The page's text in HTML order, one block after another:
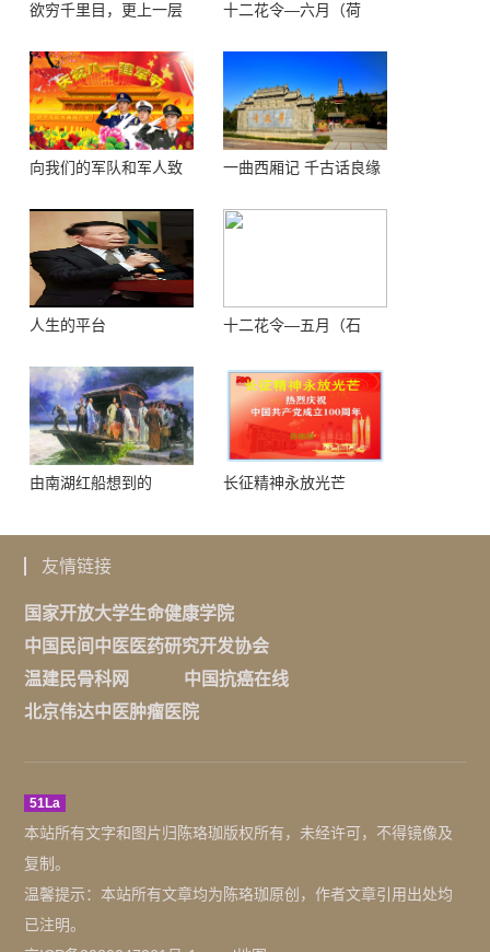
欲穷千里目，更上一层
十二花令—六月（荷
向我们的军队和军人致
一曲西厢记 千古话良缘
人生的平台
十二花令—五月（石
由南湖红船想到的 长征精神永放光芒
友情链接
国家开放大学生命健康学院
中国民间中医医药研究开发协会
温建民骨科网
中国抗癌在线
北京伟达中医肿瘤医院
51La
本站所有文字和图片归陈珞珈版权所有，未经许可，不得镜像及
复制。
温馨提示：本站所有文章均为陈珞珈原创，作者文章引用出处均
已注明。